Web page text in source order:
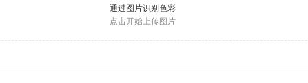
通过图片识别色彩
点击开始上传图片